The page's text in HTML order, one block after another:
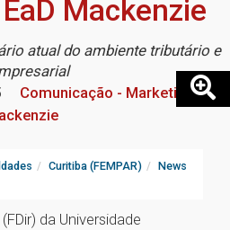
Mackenzie
atual do ambiente tributário e
Comunicação - Marketing
Curitiba (FEMPAR) News
da Universidade